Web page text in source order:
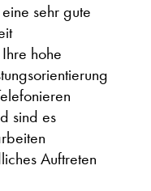
sehr gute
hohe
sind es
Auftreten